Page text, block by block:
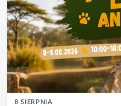
8 SIERPNIA